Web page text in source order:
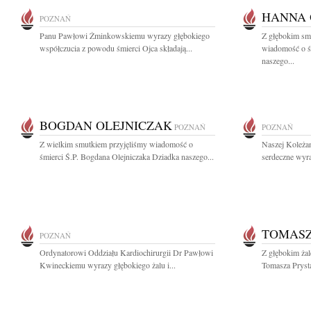
POZNAŃ
Panu Pawłowi Żminkowskiemu wyrazy głębokiego
współczucia z powodu śmierci Ojca składają...
HANNA
Z głębokim
wiadomość o
naszego...
BOGDAN OLEJNICZAK POZNAŃ
Z wielkim smutkiem przyjęliśmy wiadomość o
śmierci Ś.P. Bogdana Olejniczaka Dziadka naszego...
POZNAŃ
Naszej
serdeczne
POZNAŃ
Ordynatorowi Oddziału Kardiochirurgii Dr Pawłowi
Kwineckiemu wyrazy głębokiego żalu i...
Z głębokim
Tomasza